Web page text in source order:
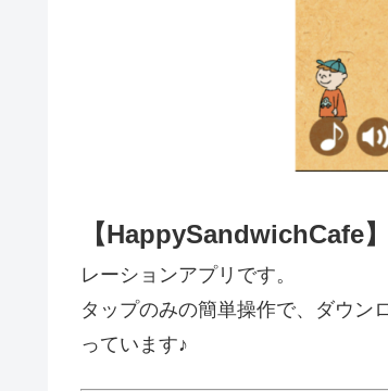
【HappySandwichCafe】
レーションアプリです。
タップのみの簡単操作で、ダウン
っています♪